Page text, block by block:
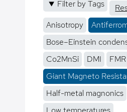
Filter by Tags
Anisotropy
Bose–Einstein
Co2MnSi
DMI
FMR
Giant Magneto
Half-metal magnonics